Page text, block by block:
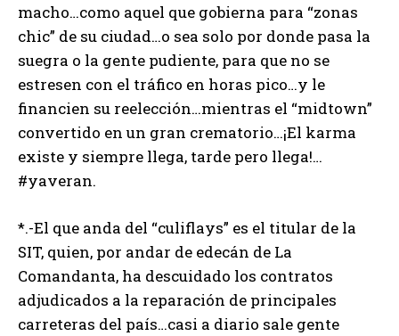
macho…como aquel que gobierna para “zonas
chic” de su ciudad…o sea solo por donde pasa la
suegra o la gente pudiente, para que no se
estresen con el tráfico en horas pico…y le
financien su reelección…mientras el “midtown”
convertido en un gran crematorio…¡El karma
existe y siempre llega, tarde pero llega!…
#yaveran.
*.-El que anda del “culiflays” es el titular de la
SIT, quien, por andar de edecán de La
Comandanta, ha descuidado los contratos
adjudicados a la reparación de principales
carreteras del país…casi a diario sale gente